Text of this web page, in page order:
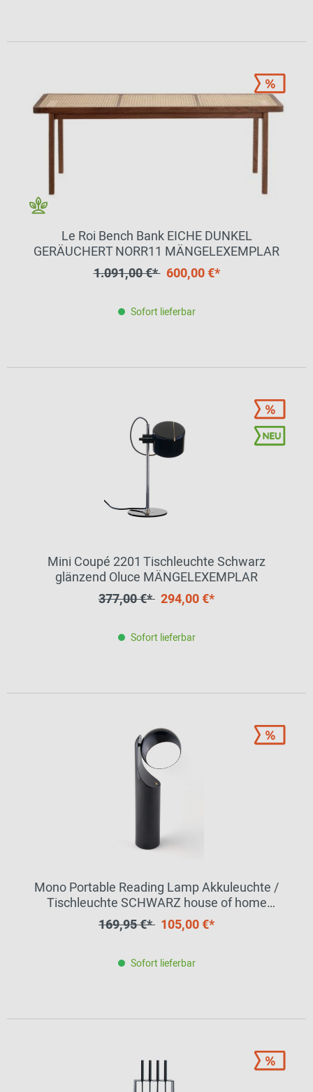
Le Roi Bench Bank EICHE DUNKEL
GERÄUCHERT NORR11 MÄNGELEXEMPLAR
1.091,00 €*600,00 €*
Sofort lieferbar
Mini Coupé 2201 Tischleuchte Schwarz
glänzend Oluce MÄNGELEXEMPLAR
377,00 €* 294,00 €*
Sofort lieferbar
Mono Portable Reading Lamp Akkuleuchte /
Tischleuchte SCHWARZ house of home
MÄNGELEXEMPLAR
169,95 €* 105,00 €*
Sofort lieferbar